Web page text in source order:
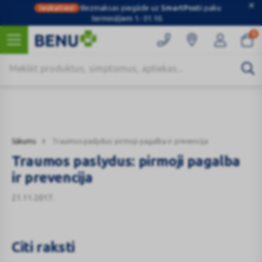
Ieskaties! Bezmaksas piegāde uz SmartPostipaku
termināļiem 1.-31.10.
0
Sākums Traumos paslydus: pirmoji pagalba ir prevencija
Kategorijas
Traumos paslydus: pirmoji pagalba
ir prevencija
Citi raksti